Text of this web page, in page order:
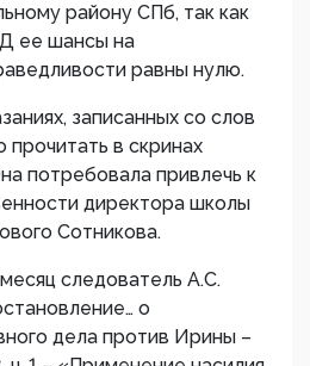
району СПб, так как
ее шансы на
равны нулю.
записанных со слов
в скринах
потребовала привлечь к
директора школы
Сотникова.
следователь А.С.
о
дела против Ирины –